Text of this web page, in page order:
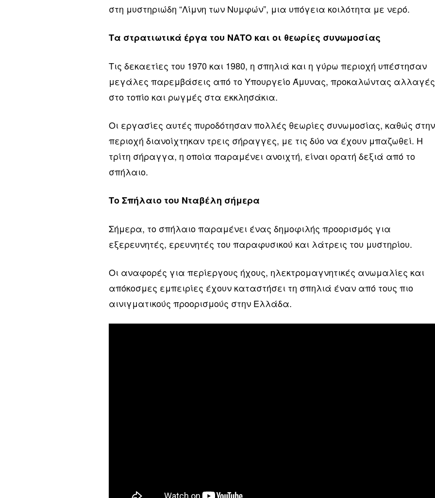
στη μυστηριώδη “Λίμνη των Νυμφών”, μια υπόγεια κοιλότητα με νερό.
Τα στρατιωτικά έργα του ΝΑΤΟ και οι θεωρίες συνωμοσίας
Τις δεκαετίες του 1970 και 1980, η σπηλιά και η γύρω περιοχή υπέστησαν
μεγάλες παρεμβάσεις από το Υπουργείο Άμυνας, προκαλώντας αλλαγές
στο τοπίο και ρωγμές στα εκκλησάκια.
Οι εργασίες αυτές πυροδότησαν πολλές θεωρίες συνωμοσίας, καθώς στην
περιοχή διανοίχτηκαν τρεις σήραγγες, με τις δύο να έχουν μπαζωθεί. Η
τρίτη σήραγγα, η οποία παραμένει ανοιχτή, είναι ορατή δεξιά από το
σπήλαιο.
Το Σπήλαιο του Νταβέλη σήμερα
Σήμερα, το σπήλαιο παραμένει ένας δημοφιλής προορισμός για
εξερευνητές, ερευνητές του παραφυσικού και λάτρεις του μυστηρίου.
Οι αναφορές για περίεργους ήχους, ηλεκτρομαγνητικές ανωμαλίες και
απόκοσμες εμπειρίες έχουν καταστήσει τη σπηλιά έναν από τους πιο
αινιγματικούς προορισμούς στην Ελλάδα.